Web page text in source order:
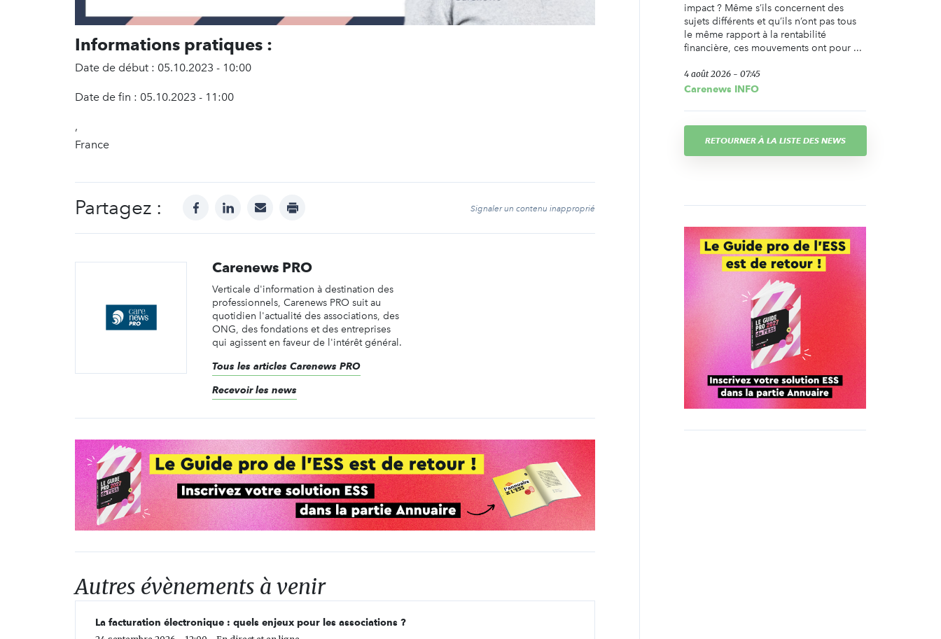
Informations pratiques :
Date de début : 05.10.2023 - 10:00
Date de fin : 05.10.2023 - 11:00
,
France
Partagez : facebooklinkedinmail print Signaler un contenu inapproprié
Carenews PRO
Verticale d'information à destination des
professionnels, Carenews PRO suit au
quotidien l'actualité des associations, des
ONG, des fondations et des entreprises
qui agissent en faveur de l'intérêt général.
Tous les articles Carenews PRO
Recevoir les news
Autres évènements à venir
La facturation électronique : quels enjeux pour les associations ?
impact ? Même s’ils concernent des
sujets différents et qu’ils n’ont pas tous
le même rapport à la rentabilité
financière, ces mouvements ont pour ...
4 août 2026 - 07:45
Carenews INFO
RETOURNER À LA LISTE DES NEWS